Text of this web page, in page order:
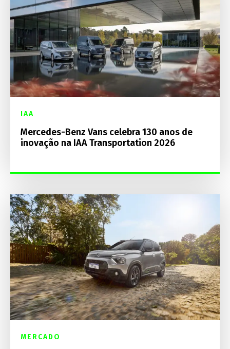
IAA
Mercedes-Benz Vans celebra 130 anos de
inovação na IAA Transportation 2026
MERCADO